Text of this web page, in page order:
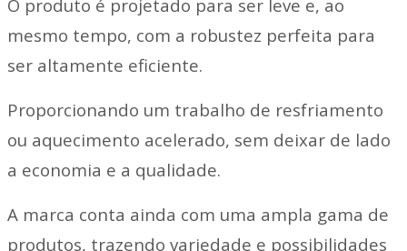
O produto é projetado para ser leve e, ao
mesmo tempo, com a robustez perfeita para
ser altamente eficiente.
Proporcionando um trabalho de resfriamento
ou aquecimento acelerado, sem deixar de lado
a economia e a qualidade.
A marca conta ainda com uma ampla gama de
produtos, trazendo variedade e possibilidades